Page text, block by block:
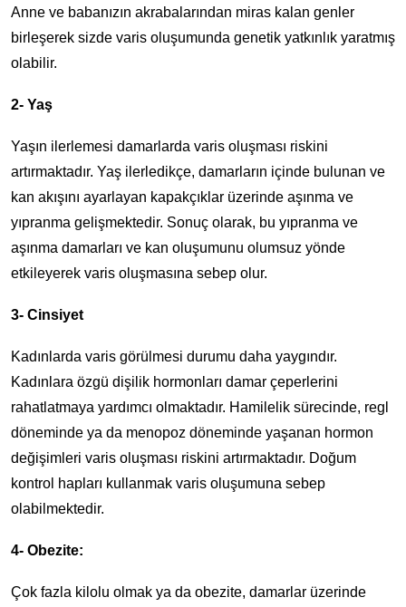
Anne ve babanızın akrabalarından miras kalan genler
birleşerek sizde varis oluşumunda genetik yatkınlık yaratmış
olabilir.
2- Yaş
Yaşın ilerlemesi damarlarda varis oluşması riskini
artırmaktadır. Yaş ilerledikçe, damarların içinde bulunan ve
kan akışını ayarlayan kapakçıklar üzerinde aşınma ve
yıpranma gelişmektedir. Sonuç olarak, bu yıpranma ve
aşınma damarları ve kan oluşumunu olumsuz yönde
etkileyerek varis oluşmasına sebep olur.
3- Cinsiyet
Kadınlarda varis görülmesi durumu daha yaygındır.
Kadınlara özgü dişilik hormonları damar çeperlerini
rahatlatmaya yardımcı olmaktadır. Hamilelik sürecinde, regl
döneminde ya da menopoz döneminde yaşanan hormon
değişimleri varis oluşması riskini artırmaktadır. Doğum
kontrol hapları kullanmak varis oluşumuna sebep
olabilmektedir.
4- Obezite:
Çok fazla kilolu olmak ya da obezite, damarlar üzerinde